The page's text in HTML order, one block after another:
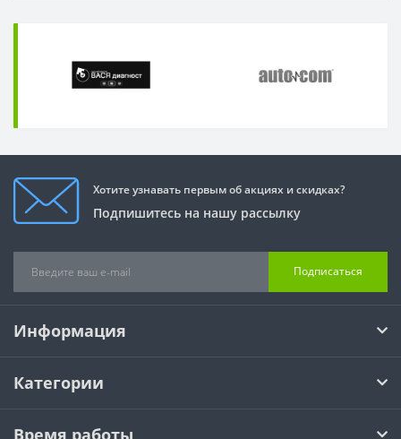
Хотите узнавать первым об акциях и скидках?
Подпишитесь на нашу рассылку
Подписаться
Информация
Категории
Время работы